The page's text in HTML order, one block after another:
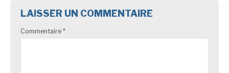
LAISSER UN COMMENTAIRE
Commentaire *